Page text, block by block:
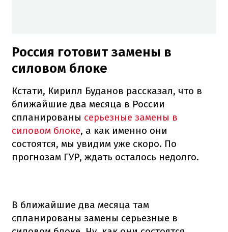
Россия готовит замены в
силовом блоке
Кстати, Кирилл Буданов рассказал, что в
ближайшие два месяца в России
спланированы серьезные замены в
силовом блоке, а как именно они
состоятся, мы увидим уже скоро. По
прогнозам ГУР, ждать осталось недолго.
В ближайшие два месяца там
спланированы замены серьезные в